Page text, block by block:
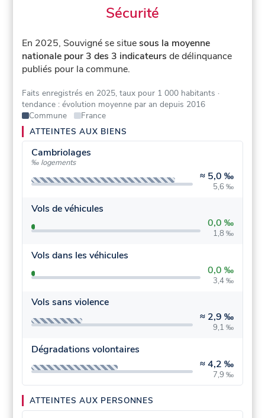
Sécurité
En 2025, Souvigné se situesous la moyenne
nationale pour 3 des 3 indicateurs de délinquance
publiés pour la commune.
Faits enregistrés en 2025, taux pour 1 000 habitants ·
tendance : évolution moyenne par an depuis 2016
Commune
France
ATTEINTES AUX BIENS
Cambriolages
‰ logements
≈ 5,0 ‰
5,6 ‰
Vols de véhicules
0,0 ‰
1,8 ‰
Vols dans les véhicules
0,0 ‰
3,4 ‰
Vols sans violence
≈ 2,9 ‰
9,1 ‰
Dégradations volontaires
≈4,2 ‰
7,9 ‰
ATTEINTES AUX PERSONNES